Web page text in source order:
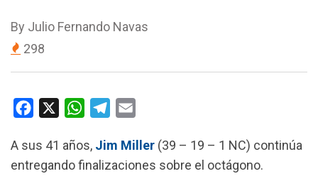
By Julio Fernando Navas
298
c
e
W
a
t
l
e
a
i
A sus 41 años, Jim Miller (39 – 19 – 1 NC) continúa
entregando finalizaciones sobre el octágono.